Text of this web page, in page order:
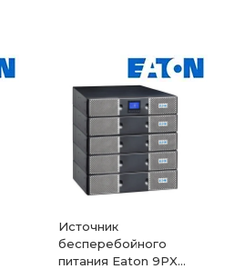
Источник
бесперебойного
питания Eaton 9PX